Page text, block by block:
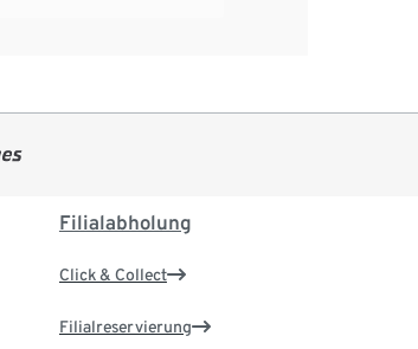
Filialabholung
Click & Collect
Filialreservierung